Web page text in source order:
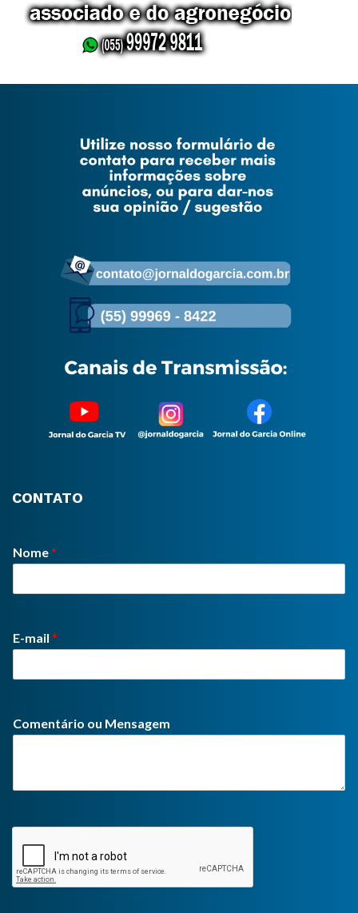
CONTATO
Nome*
E-mail *
Comentário ou Mensagem